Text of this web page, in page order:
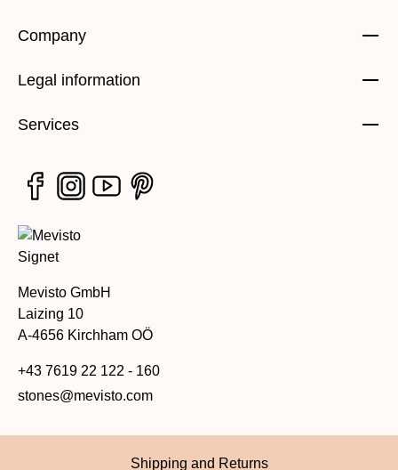
Company
Legal information
Services
Mevisto GmbH
Laizing 10
A-4656 Kirchham OÖ
+43 7619 22 122 - 160
stones@mevisto.com
Shipping and Returns